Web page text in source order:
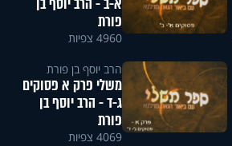
א-ב - הרב יוסף בן
פורת
4960 צפיות
הרב יוסף בן פורת
משלי פרק א פסוקים
ג-ד - הרב יוסף בן
פורת
4069 צפיות